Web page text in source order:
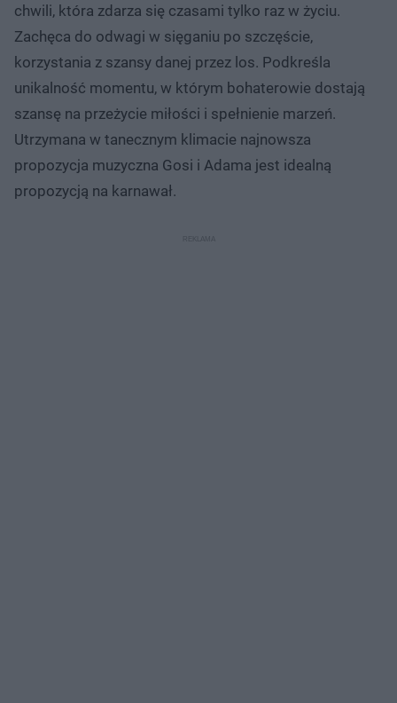
chwili, która zdarza się czasami tylko raz w życiu.
Zachęca do odwagi w sięganiu po szczęście,
korzystania z szansy danej przez los. Podkreśla
unikalność momentu, w którym bohaterowie dostają
szansę na przeżycie miłości i spełnienie marzeń.
Utrzymana w tanecznym klimacie najnowsza
propozycja muzyczna Gosi i Adama jest idealną
propozycją na karnawał.